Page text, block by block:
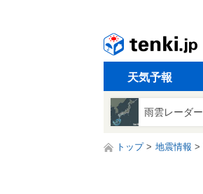
天気予報
雨雲レーダー
トップ 地震情報